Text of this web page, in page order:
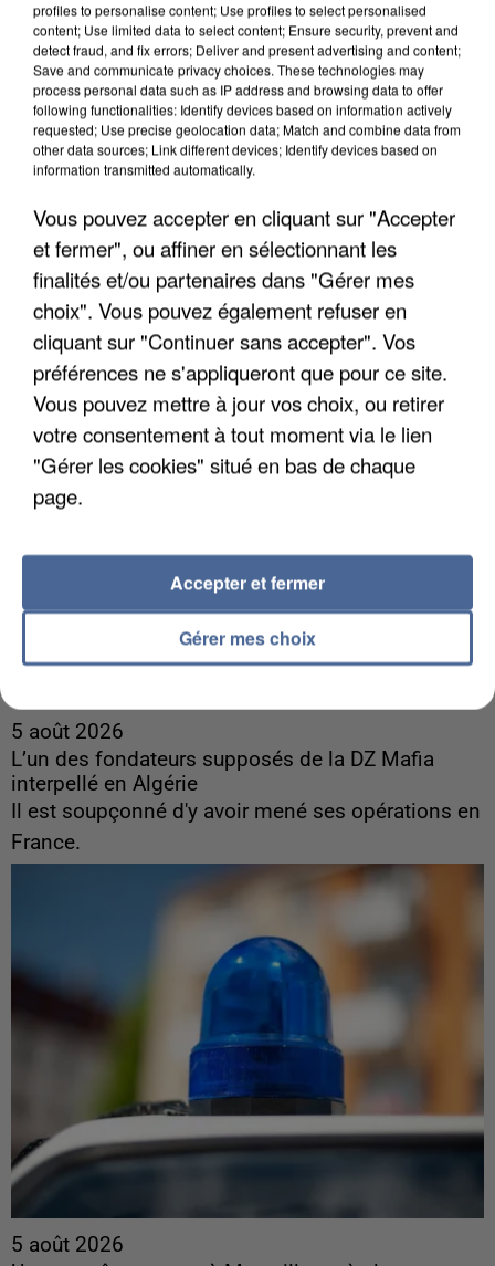
6 août 2026
Une touriste de l’Oise emportée par une coulée de
boue en Haute-Savoie
Son corps a été retrouvé à cinq kilomètres de là.
5 août 2026
L’un des fondateurs supposés de la DZ Mafia
interpellé en Algérie
Il est soupçonné d'y avoir mené ses opérations en
France.
5 août 2026
profiles to personalise content; Use profiles to select personalised
content; Use limited data to select content; Ensure security, prevent and
detect fraud, and fix errors; Deliver and present advertising and content;
Save and communicate privacy choices. These technologies may
process personal data such as IP address and browsing data to offer
following functionalities: Identify devices based on information actively
requested; Use precise geolocation data; Match and combine data from
other data sources; Link different devices; Identify devices based on
information transmitted automatically.
Vous pouvez accepter en cliquant sur "Accepter
et fermer", ou affiner en sélectionnant les
finalités et/ou partenaires dans "Gérer mes
choix". Vous pouvez également refuser en
cliquant sur "Continuer sans accepter". Vos
préférences ne s'appliqueront que pour ce site.
Vous pouvez mettre à jour vos choix, ou retirer
votre consentement à tout moment via le lien
"Gérer les cookies" situé en bas de chaque
page.
Gérer mes choix
Accepter et fermer